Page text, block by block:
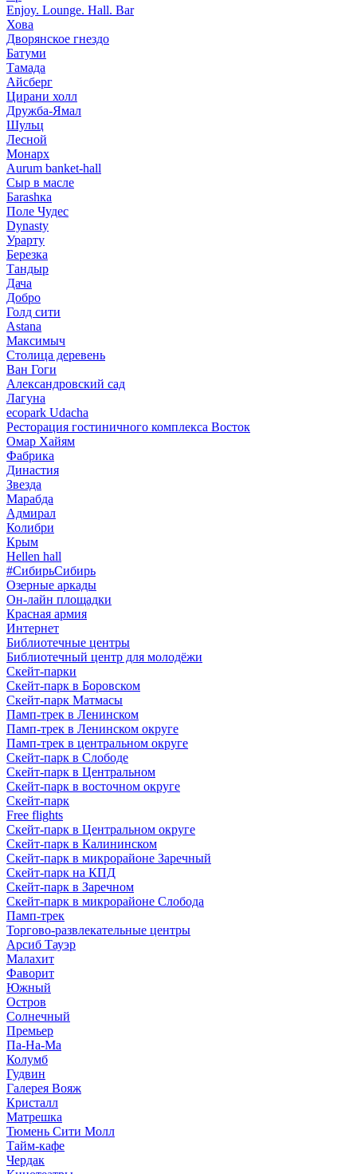
Enjoy. Lounge. Hall. Bar
Хова
Дворянское гнездо
Батуми
Тамада
Айсберг
Цирани холл
Дружба-Ямал
Шульц
Лесной
Монарх
Aurum banket-hall
Сыр в масле
Баrаshка
Поле Чудес
Dynasty
Урарту
Березка
Тандыр
Дача
Добро
Голд сити
Astana
Максимыч
Столица деревень
Ван Гоги
Александровский сад
Лагуна
ecopark Udacha
Ресторация гостиничного комплекса Восток
Омар Хайям
Фабрика
Династия
Звезда
Марабда
Адмирал
Колибри
Крым
Hellen hall
#СибирьСибирь
Озерные аркады
Он-лайн площадки
Красная армия
Интернет
Библиотечные центры
Библиотечный центр для молодёжи
Скейт-парки
Скейт-парк в Боровском
Скейт-парк Матмасы
Памп-трек в Ленинском
Памп-трек в Ленинском округе
Памп-трек в центральном округе
Скейт-парк в Слободе
Скейт-парк в Центральном
Скейт-парк в восточном округе
Скейт-парк
Free flights
Скейт-парк в Центральном округе
Скейт-парк в Калининском
Скейт-парк в микрорайоне Заречный
Скейт-парк на КПД
Скейт-парк в Заречном
Скейт-парк в микрорайоне Слобода
Памп-трек
Торгово-развлекательные центры
Арсиб Тауэр
Малахит
Фаворит
Южный
Остров
Солнечный
Премьер
Па-На-Ма
Колумб
Гудвин
Галерея Вояж
Кристалл
Матрешка
Тюмень Сити Молл
Тайм-кафе
Чердак